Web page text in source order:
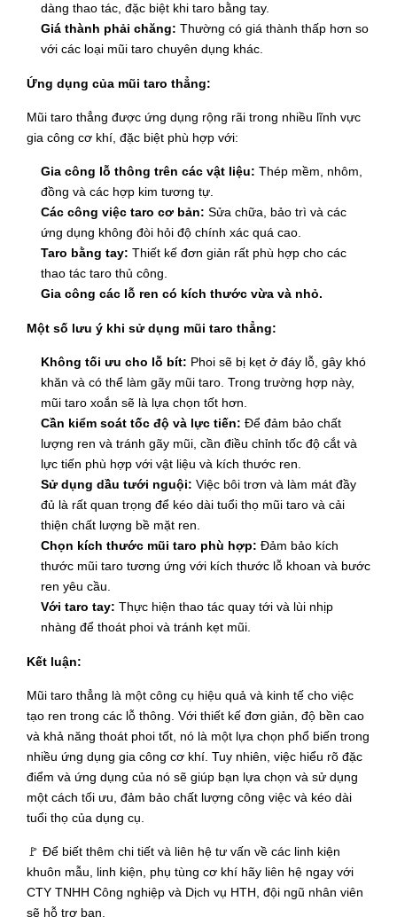
dàng thao tác, đặc biệt khi taro bằng tay.
Giá thành phải chăng: Thường có giá thành thấp hơn so
với các loại mũi taro chuyên dụng khác.
Ứng dụng của mũi taro thẳng:
Mũi taro thẳng được ứng dụng rộng rãi trong nhiều lĩnh vực
gia công cơ khí, đặc biệt phù hợp với:
Gia công lỗ thông trên các vật liệu: Thép mềm, nhôm,
đồng và các hợp kim tương tự.
Các công việc taro cơ bản: Sửa chữa, bảo trì và các
ứng dụng không đòi hỏi độ chính xác quá cao.
Taro bằng tay: Thiết kế đơn giản rất phù hợp cho các
thao tác taro thủ công.
Gia công các lỗ ren có kích thước vừa và nhỏ.
Một số lưu ý khi sử dụng mũi taro thẳng:
Không tối ưu cho lỗ bít: Phoi sẽ bị kẹt ở đáy lỗ, gây khó
khăn và có thể làm gãy mũi taro. Trong trường hợp này,
mũi taro xoắn sẽ là lựa chọn tốt hơn.
Cần kiểm soát tốc độ và lực tiến: Để đảm bảo chất
lượng ren và tránh gãy mũi, cần điều chỉnh tốc độ cắt và
lực tiến phù hợp với vật liệu và kích thước ren.
Sử dụng dầu tưới nguội: Việc bôi trơn và làm mát đầy
đủ là rất quan trọng để kéo dài tuổi thọ mũi taro và cải
thiện chất lượng bề mặt ren.
Chọn kích thước mũi taro phù hợp: Đảm bảo kích
thước mũi taro tương ứng với kích thước lỗ khoan và bước
ren yêu cầu.
Với taro tay: Thực hiện thao tác quay tới và lùi nhịp
nhàng để thoát phoi và tránh kẹt mũi.
Kết luận:
Mũi taro thẳng là một công cụ hiệu quả và kinh tế cho việc
tạo ren trong các lỗ thông. Với thiết kế đơn giản, độ bền cao
và khả năng thoát phoi tốt, nó là một lựa chọn phổ biến trong
nhiều ứng dụng gia công cơ khí. Tuy nhiên, việc hiểu rõ đặc
điểm và ứng dụng của nó sẽ giúp bạn lựa chọn và sử dụng
một cách tối ưu, đảm bảo chất lượng công việc và kéo dài
tuổi thọ của dụng cụ.
🚩 Để biết thêm chi tiết và liên hệ tư vấn về các linh kiện
khuôn mẫu, linh kiện, phụ tùng cơ khí hãy liên hệ ngay với
CTY TNHH Công nghiệp và Dịch vụ HTH, đội ngũ nhân viên
sẽ hỗ trợ bạn.